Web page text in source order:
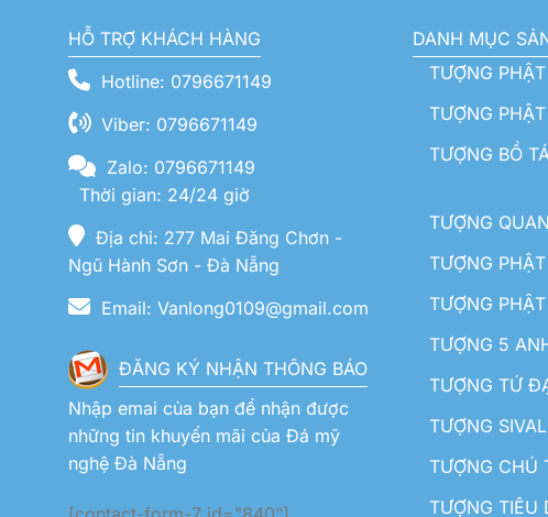
HỖ TRỢ KHÁCH HÀNG
Hotline: 0796671149
Viber: 0796671149
Zalo: 0796671149
Thời gian: 24/24 giờ
Địa chỉ: 277 Mai Đăng Chơn -
Ngũ Hành Sơn - Đà Nẵng
Email: Vanlong0109@gmail.com
ĐĂNG KÝ NHẬN THÔNG BÁO
Nhập emai của bạn để nhận được
những tin khuyến mãi của Đá mỹ
nghệ Đà Nẵng
DANH MỤC
TƯỢNG
TƯỢNG
TƯỢNG BỒ
TƯỢNG
TƯỢNG
TƯỢNG
TƯỢNG 5
TƯỢNG TỨ
TƯỢNG
TƯỢNG CHÚ
TƯỢNG TIÊU